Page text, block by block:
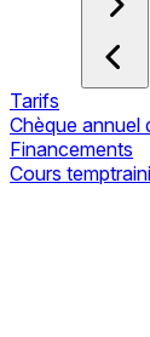
Tarifs
Chèque annuel
Financements
Cours